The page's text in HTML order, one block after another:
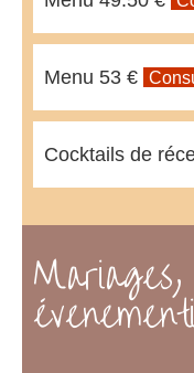
Menu 53 €
Cocktails de